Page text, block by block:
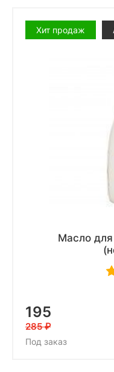
Хит продаж
Масло
195
285
Под заказ